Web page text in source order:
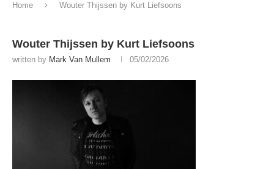
Home Wouter Thijssen by Kurt Liefsoons
Wouter Thijssen by Kurt Liefsoons
written by Mark Van Mullem 05/02/2026